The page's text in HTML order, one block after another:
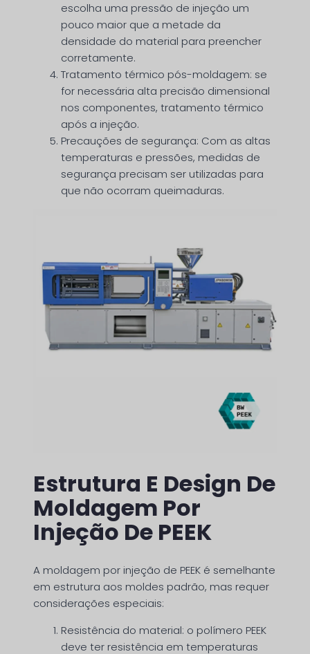
escolha uma pressão de injeção um
pouco maior que a metade da
densidade do material para preencher
corretamente.
Tratamento térmico pós-moldagem: se
for necessária alta precisão dimensional
nos componentes, tratamento térmico
após a injeção.
Precauções de segurança: Com as altas
temperaturas e pressões, medidas de
segurança precisam ser utilizadas para
que não ocorram queimaduras.
Estrutura E Design De
Moldagem Por
Injeção De PEEK
A moldagem por injeção de PEEK é semelhante
em estrutura aos moldes padrão, mas requer
considerações especiais:
Resistência do material: o polímero PEEK
deve ter resistência em temperaturas